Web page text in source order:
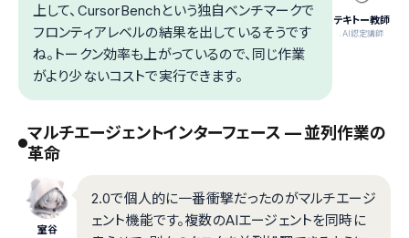
テキトー教師
.AI認定講師
上して、CursorBenchという独自ベンチマークで
フロンティアレベルの結果を出しているそうです
ね。トークン効率も上がっているので、同じ作業
がより少ないコストで実行できます。
マルチエージェントインターフェース — 並列作業の
革命
室谷
2.0で個人的に一番衝撃だったのがマルチエージ
ェント機能です。複数のAIエージェントを同時に